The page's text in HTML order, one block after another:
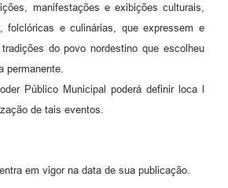
manifestações e exibições culturais,
folclóricas e culinárias, que expressem e
do povo nordestino que escolheu
permanente.
Público Municipal poderá definir loca l
de tais eventos.
em vigor na data de sua publicação.